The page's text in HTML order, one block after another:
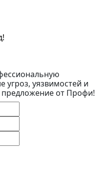
угроз, уязвимостей и
от Профи!